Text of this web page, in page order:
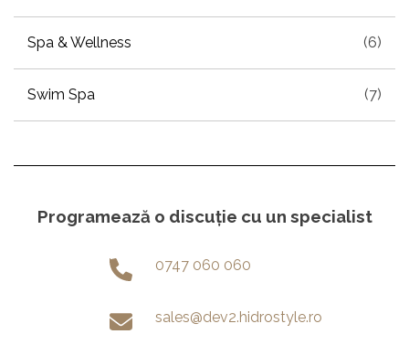
Spa & Wellness (6)
Swim Spa (7)
Programează o discuție cu un specialist
0747 060 060
sales@dev2.hidrostyle.ro